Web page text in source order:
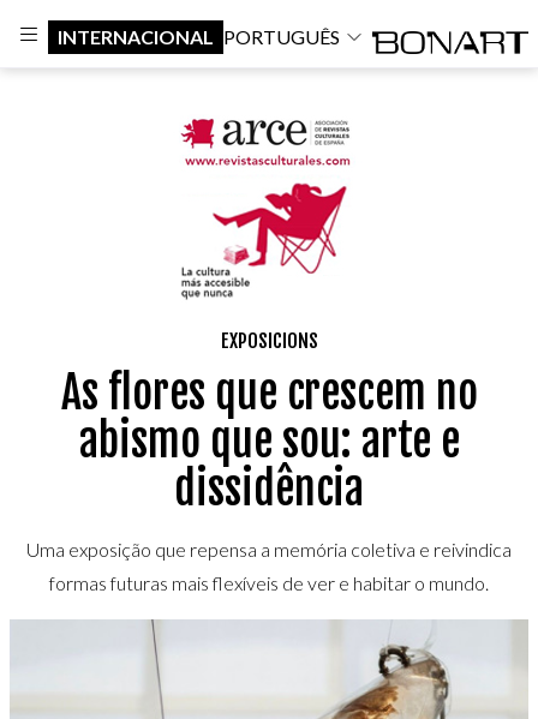
INTERNACIONAL PORTUGUÊS
EXPOSICIONS
As flores que crescem no
abismo que sou: arte e
dissidência
Uma exposição que repensa a memória coletiva e reivindica
formas futuras mais flexíveis de ver e habitar o mundo.